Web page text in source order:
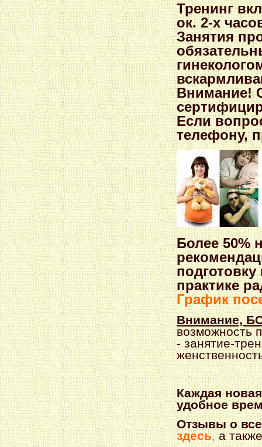
Тренинг
ок. 2-х
Занятия
Внимание!
Если
телефону,
Более 50%
практике
График
Внимание,
возможность
- занятие-
Каждая
удобное
Отзывы о
здесь,а